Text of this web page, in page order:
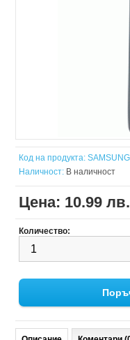
Код на продукта:
Наличност: В наличност
Цена: 10.99
Количество: